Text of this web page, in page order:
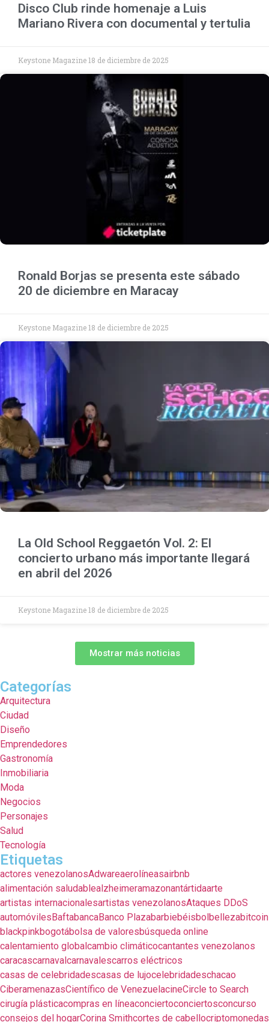
Disco Club rinde homenaje a Luis
Mariano Rivera con documental y tertulia
Keystone Magazine18 de diciembre de 2025
Ronald Borjas se presenta este sábado
20 de diciembre en Maracay
Keystone Magazine18 de diciembre de 2025
La Old School Reggaetón Vol. 2: El
concierto urbano más importante llegará
en abril del 2026
Keystone Magazine18 de diciembre de 2025
Mostrar más noticias
Categorías
Arquitectura
Ciudad
Diseño
Emprendedores
Gastronomía
Inmobiliaria
Moda
Negocios
Personajes
Salud
Tecnología
Etiquetas
actores venezolanosAdwareaerolíneasairbnb
alimentación saludablealzheimeramazonantártidaarte
artistas internacionalesartistas venezolanosAtaques DDoS
automóviles BaftabancaBanco Plazabarbiebéisbol bellezabitcoin
blackpinkbogotábolsa de valoresbúsqueda online
calentamiento global cambio climáticocantantes venezolanos
caracascarnaval carnavalescarros eléctricos
casas de celebridadescasas de lujocelebridadeschacao
CiberamenazasCientífico de VenezuelacineCircle to Search
cirugía plásticacompras en líneaconciertoconciertosconcurso
consejos del hogarCorina Smithcortes de cabellocriptomonedas